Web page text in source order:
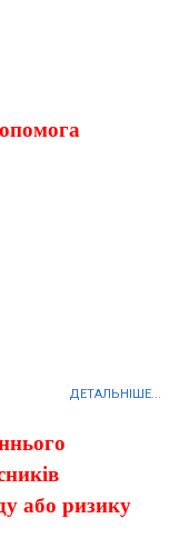
ДЕТАЛЬНІШЕ...
або ризику